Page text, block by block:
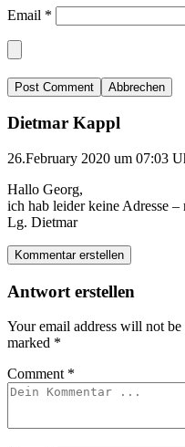
Email *
Abbrechen
Dietmar Kappl
26.February 2020 um 07:03
Hallo Georg,
ich hab leider keine Adresse
Lg. Dietmar
Kommentar erstellen
Antwort erstellen
Your email address will not be
marked *
Comment *